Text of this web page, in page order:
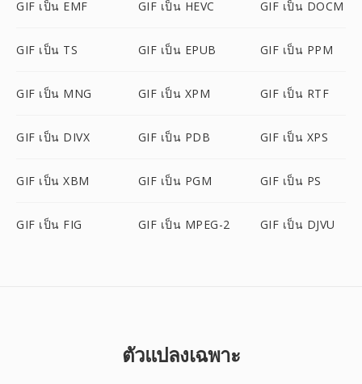
GIF เป็น EMF GIF เป็น HEVC GIF เป็น DOCM
GIF เป็น TS GIF เป็น EPUB GIF เป็น PPM
GIF เป็น MNG GIF เป็น XPM GIF เป็น RTF
GIF เป็น DIVX GIF เป็น PDB GIF เป็น XPS
GIF เป็น XBM GIF เป็น PGM GIF เป็น PS
GIF เป็น FIG GIF เป็น MPEG-2 GIF เป็น DJVU
ตัวแปลงเฉพาะ